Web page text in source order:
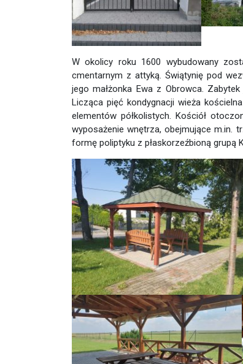
W okolicy roku 1600 wybudowany
cmentarnym z attyką. Świątynię pod
jego małżonka Ewa z Obrowca.
Licząca pięć kondygnacji wieża
elementów półkolistych. Kościół
wyposażenie wnętrza, obejmujące m.in.
formę poliptyku z płaskorzeźbioną grupą